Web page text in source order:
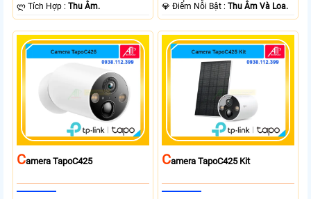
️ლ Tích Hợp :Thu Âm.
️💎 Điểm Nỗi Bật :Thu Âm Và Loa.
CAmera TapoC425 CAmera TapoC425 Kit